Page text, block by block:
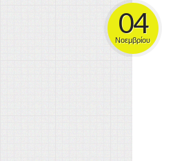
04
Νοεμβρίου